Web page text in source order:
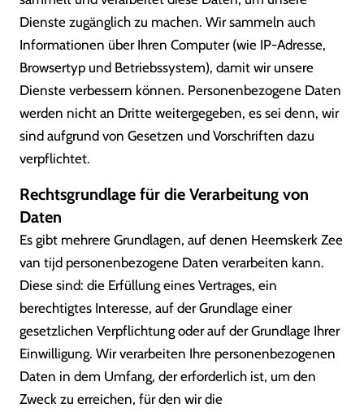
Dienste zugänglich zu machen. Wir sammeln auch
Informationen über Ihren Computer (wie IP-Adresse,
Browsertyp und Betriebssystem), damit wir unsere
Dienste verbessern können. Personenbezogene Daten
werden nicht an Dritte weitergegeben, es sei denn, wir
sind aufgrund von Gesetzen und Vorschriften dazu
verpflichtet.
Rechtsgrundlage für die Verarbeitung von
Daten
Es gibt mehrere Grundlagen, auf denen Heemskerk Zee
van tijd personenbezogene Daten verarbeiten kann.
Diese sind: die Erfüllung eines Vertrages, ein
berechtigtes Interesse, auf der Grundlage einer
gesetzlichen Verpflichtung oder auf der Grundlage Ihrer
Einwilligung. Wir verarbeiten Ihre personenbezogenen
Daten in dem Umfang, der erforderlich ist, um den
Zweck zu erreichen, für den wir die